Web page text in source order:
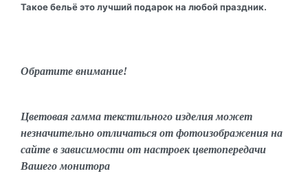
Такое бельё это лучший подарок на любой праздник.
Обратите внимание!
Цветовая гамма текстильного изделия может
незначительно отличаться от фотоизображения на
сайте в зависимости от настроек цветопередачи
Вашего монитора